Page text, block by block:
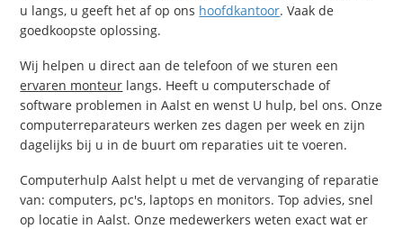
u langs, u geeft het af op ons hoofdkantoor. Vaak de
goedkoopste oplossing.
Wij helpen u direct aan de telefoon of we sturen een
ervaren monteur langs. Heeft u computerschade of
software problemen in Aalst en wenst U hulp, bel ons. Onze
computerreparateurs werken zes dagen per week en zijn
dagelijks bij u in de buurt om reparaties uit te voeren.
Computerhulp Aalst helpt u met de vervanging of reparatie
van: computers, pc's, laptops en monitors. Top advies, snel
op locatie in Aalst. Onze medewerkers weten exact wat er